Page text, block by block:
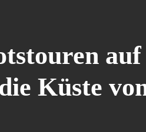
Küste